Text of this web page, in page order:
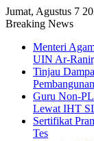
Jumat, Agustus 7
Breaking News
Menteri
UIN Ar-
Tinjau
Guru Non-
Lewat IHT
Sertifikat
Tes